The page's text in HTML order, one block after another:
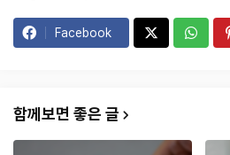
Facebook
함께보면 좋은 글